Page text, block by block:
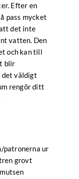
Efter en
pass mycket
det inte
vatten. Den
och kan till
blir
det väldigt
rengör ditt
patronerna ur
grovt